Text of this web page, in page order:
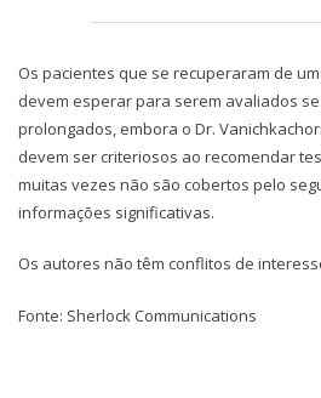
Os pacientes que se recuperaram de
devem esperar para serem avaliados
prolongados, embora o Dr.
devem ser criteriosos ao recomendar
muitas vezes não são cobertos pelo
informações significativas.
Os autores não têm conflitos de
Fonte: Sherlock Communications